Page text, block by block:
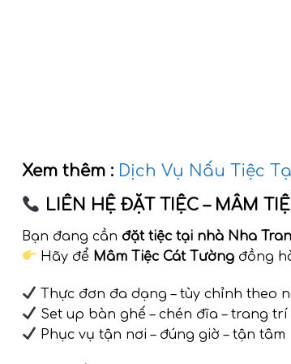
Xem thêm : Dịch Vụ Nấu Tiệc
LIÊN HỆ ĐẶT TIỆC – MÂM
Bạn đang cần đặt tiệc tại nhà Nha
Hãy để Mâm Tiệc Cát Tường đồng
Thực đơn đa dạng – tùy chỉnh theo
Set up bàn ghế – chén đĩa – trang
Phục vụ tận nơi – đúng giờ – tận tâm